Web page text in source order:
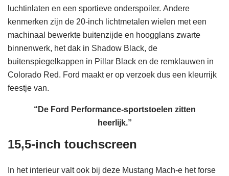
luchtinlaten en een sportieve onderspoiler. Andere
kenmerken zijn de 20-inch lichtmetalen wielen met een
machinaal bewerkte buitenzijde en hoogglans zwarte
binnenwerk, het dak in Shadow Black, de
buitenspiegelkappen in Pillar Black en de remklauwen in
Colorado Red. Ford maakt er op verzoek dus een kleurrijk
feestje van.
“De Ford Performance-sportstoelen zitten
heerlijk.”
15,5-inch touchscreen
In het interieur valt ook bij deze Mustang Mach-e het forse